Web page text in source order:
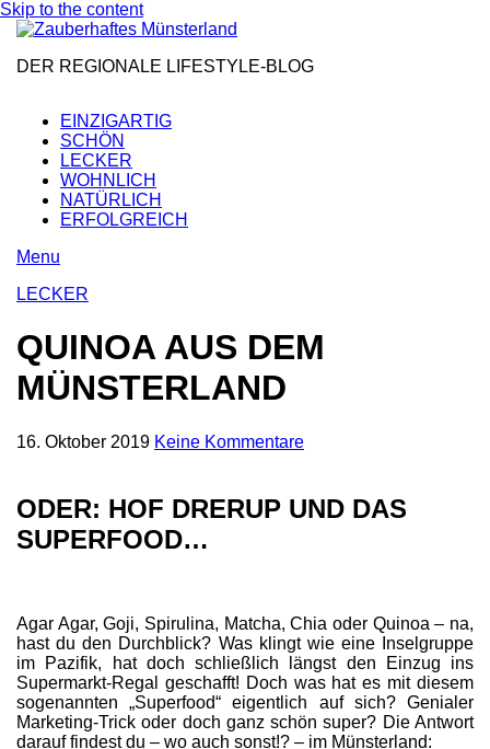
Skip to the content
DER REGIONALE LIFESTYLE-BLOG
EINZIGARTIG
SCHÖN
LECKER
WOHNLICH
NATÜRLICH
ERFOLGREICH
Menu
LECKER
QUINOA AUS DEM
MÜNSTERLAND
16. Oktober 2019 Keine Kommentare
ODER: HOF DRERUP UND DAS
SUPERFOOD…
Agar Agar, Goji, Spirulina, Matcha, Chia oder Quinoa – na,
hast du den Durchblick? Was klingt wie eine Inselgruppe
im Pazifik, hat doch schließlich längst den Einzug ins
Supermarkt-Regal geschafft! Doch was hat es mit diesem
sogenannten „Superfood“ eigentlich auf sich? Genialer
Marketing-Trick oder doch ganz schön super? Die Antwort
darauf findest du – wo auch sonst!? – im Münsterland: